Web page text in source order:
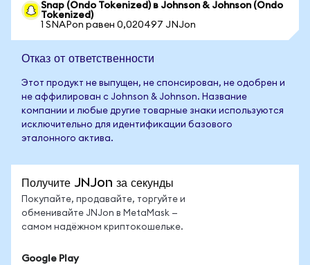
Snap (Ondo Tokenized) в Johnson & Johnson (Ondo
Tokenized)
1 SNAPon равен 0,020497 JNJon
Отказ от ответственности
Этот продукт не выпущен, не спонсирован, не одобрен и
не аффилирован с Johnson & Johnson. Название
компании и любые другие товарные знаки используются
исключительно для идентификации базового
эталонного актива.
Получите JNJon за секунды
Покупайте, продавайте, торгуйте и
обменивайте JNJon в MetaMask —
самом надёжном криптокошельке.
Google Play